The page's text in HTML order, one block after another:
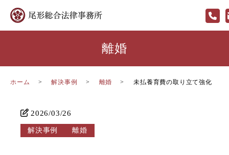
離婚
ホーム 解決事例 離婚 未払養育費の取り立て強化
2026/03/26
解決事例 離婚